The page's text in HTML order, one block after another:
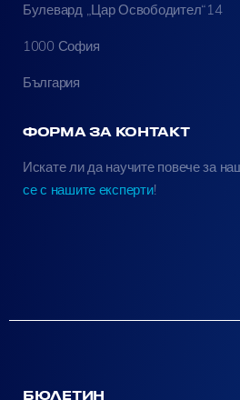
Булевард „Цар Освободител“14
1000 София
България
ФОРМА ЗА КОНТАКТ
Искате ли да научите повече за
се с нашите експерти!
БЮЛЕТИН